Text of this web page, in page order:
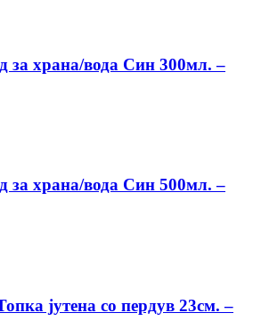
за храна/вода Син 300мл. –
за храна/вода Син 500мл. –
јутена со пердув 23см. –